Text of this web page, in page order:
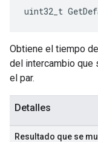
uint32_t
Obtiene el tiempo
del intercambio que
el par.
Detalles
Resultado que se